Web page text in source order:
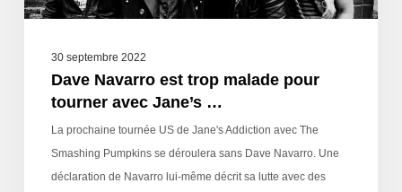
30 septembre 2022
Dave Navarro est trop malade pour
tourner avec Jane’s …
La prochaine tournée US de Jane's Addiction avec The
Smashing Pumpkins se déroulera sans Dave Navarro. Une
déclaration de Navarro lui-même décrit sa lutte avec des